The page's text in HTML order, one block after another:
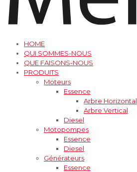
HOME
QUI SOMMES-NOUS
QUE FAISONS-NOUS
PRODUITS
Moteurs
Essence
Arbre Horizontal
Arbre Vertical
Diesel
Motopompes
Essence
Diesel
Générateurs
Essence